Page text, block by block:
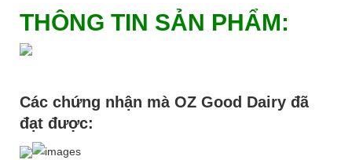
THÔNG TIN SẢN PHẨM:
Các chứng nhận mà OZ Good Dairy đã
đạt được: